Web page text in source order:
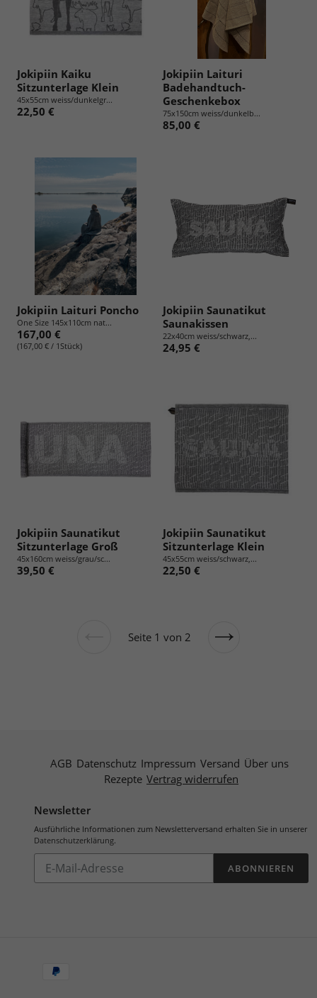
Jokipiin Kaiku
Sitzunterlage Klein
45x55cm weiss/dunkelgr...
22,50 €
Jokipiin Laituri
Badehandtuch-
Geschenkebox
75x150cm weiss/dunkelb...
85,00 €
Jokipiin Laituri Poncho
One Size 145x110cm nat...
167,00 €
(167,00 € / 1Stück)
Jokipiin Saunatikut
Saunakissen
22x40cm weiss/schwarz,...
24,95 €
Jokipiin Saunatikut
Sitzunterlage Groß
45x160cm weiss/grau/sc...
39,50 €
Jokipiin Saunatikut
Sitzunterlage Klein
45x55cm weiss/schwarz,...
22,50 €
VorherigeSeite 1 von 2
Nächste
AGB Datenschutz Impressum Versand Über uns
Rezepte Vertrag widerrufen
Newsletter
Ausführliche Informationen zum Newsletterversand erhalten Sie in unserer
Datenschutzerklärung.
Abonnieren
unsere
ABONNIEREN
Zahlungsarten